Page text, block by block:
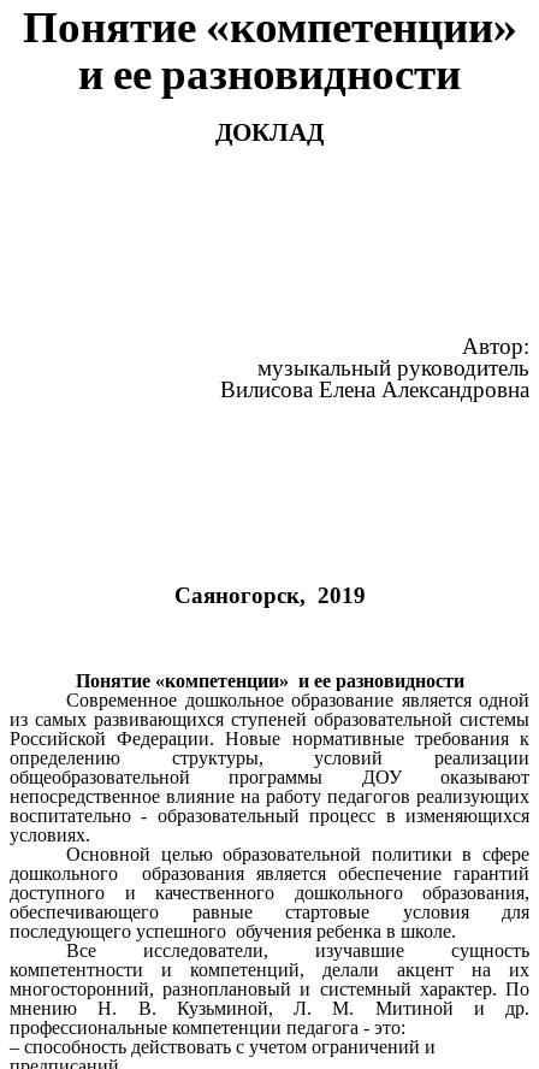
Понятие «компетенции»
и ее разновидности
ДОКЛАД
Автор:
музыкальный руководитель
Вилисова Елена Александровна
Саяногорск, 2019
Понятие «компетенции» и ее разновидности
Современное дошкольное образование является одной
из самых развивающихся ступеней образовательной системы
Российской Федерации. Новые нормативные требования к
определению структуры, условий реализации
общеобразовательной программы ДОУ оказывают
непосредственное влияние на работу педагогов реализующих
воспитательно - образовательный процесс в изменяющихся
условиях.
Основной целью образовательной политики в сфере
дошкольного образования является обеспечение гарантий
доступного и качественного дошкольного образования,
обеспечивающего равные стартовые условия для
последующего успешного обучения ребенка в школе.
Все исследователи, изучавшие сущность
компетентности и компетенций, делали акцент на их
многосторонний, разноплановый и системный характер. По
мнению Н. В. Кузьминой, Л. М. Митиной и др.
профессиональные компетенции педагога - это:
‒ способность действовать с учетом ограничений и